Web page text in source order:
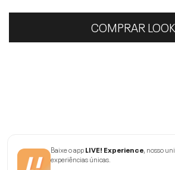
COMPRAR LOOK
Baixe o appLIVE! Experience, nosso
experiências únicas.